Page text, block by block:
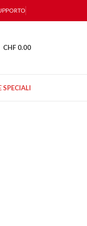
CHF 0.00
SPECIALI